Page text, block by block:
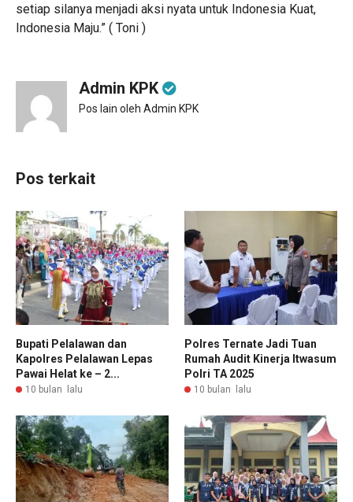
setiap silanya menjadi aksi nyata untuk Indonesia Kuat,
Indonesia Maju.” ( Toni )
Admin KPK
Pos lain oleh Admin KPK
Pos terkait
Bupati Pelalawan dan
Kapolres Pelalawan Lepas
Pawai Helat ke – 2...
10 bulan lalu
Polres Ternate Jadi Tuan
Rumah Audit Kinerja Itwasum
Polri TA 2025
10 bulan lalu